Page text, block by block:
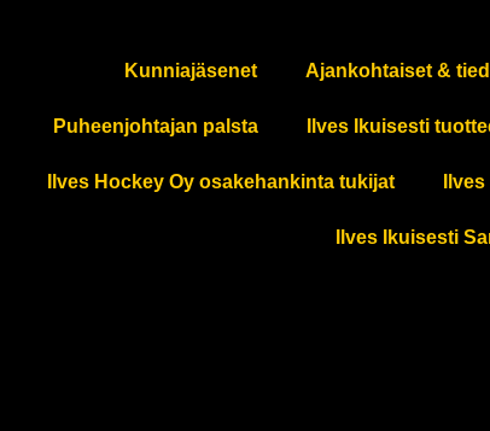
Kunniajäsenet Ajankohtaiset &
Puheenjohtajan palsta Ilves Ikuisesti
Ilves Hockey Oy osakehankinta tukijat
Ilves Ikuisesti